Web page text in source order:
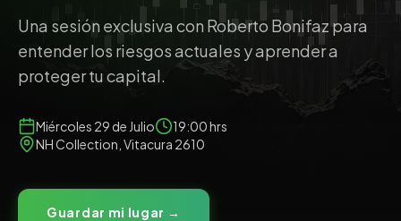
Una sesión exclusiva con Roberto Bonifaz para
entender los riesgos actuales y aprender a
proteger tu capital.
Miércoles 29 de Julio
19:00 hrs
NH Collection, Vitacura 2610
Guardar mi lugar →